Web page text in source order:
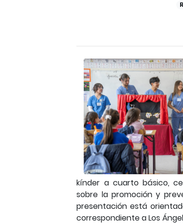
kínder a cuarto básico,
sobre la promoción y
presentación está
correspondiente a Los